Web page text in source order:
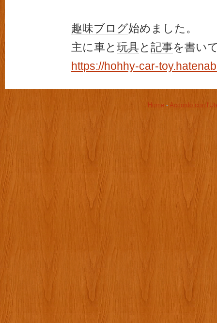
趣味ブログ始めました。
主に車と 玩具と 記事を書い
https://hohhy-car-
Home - Accordo con